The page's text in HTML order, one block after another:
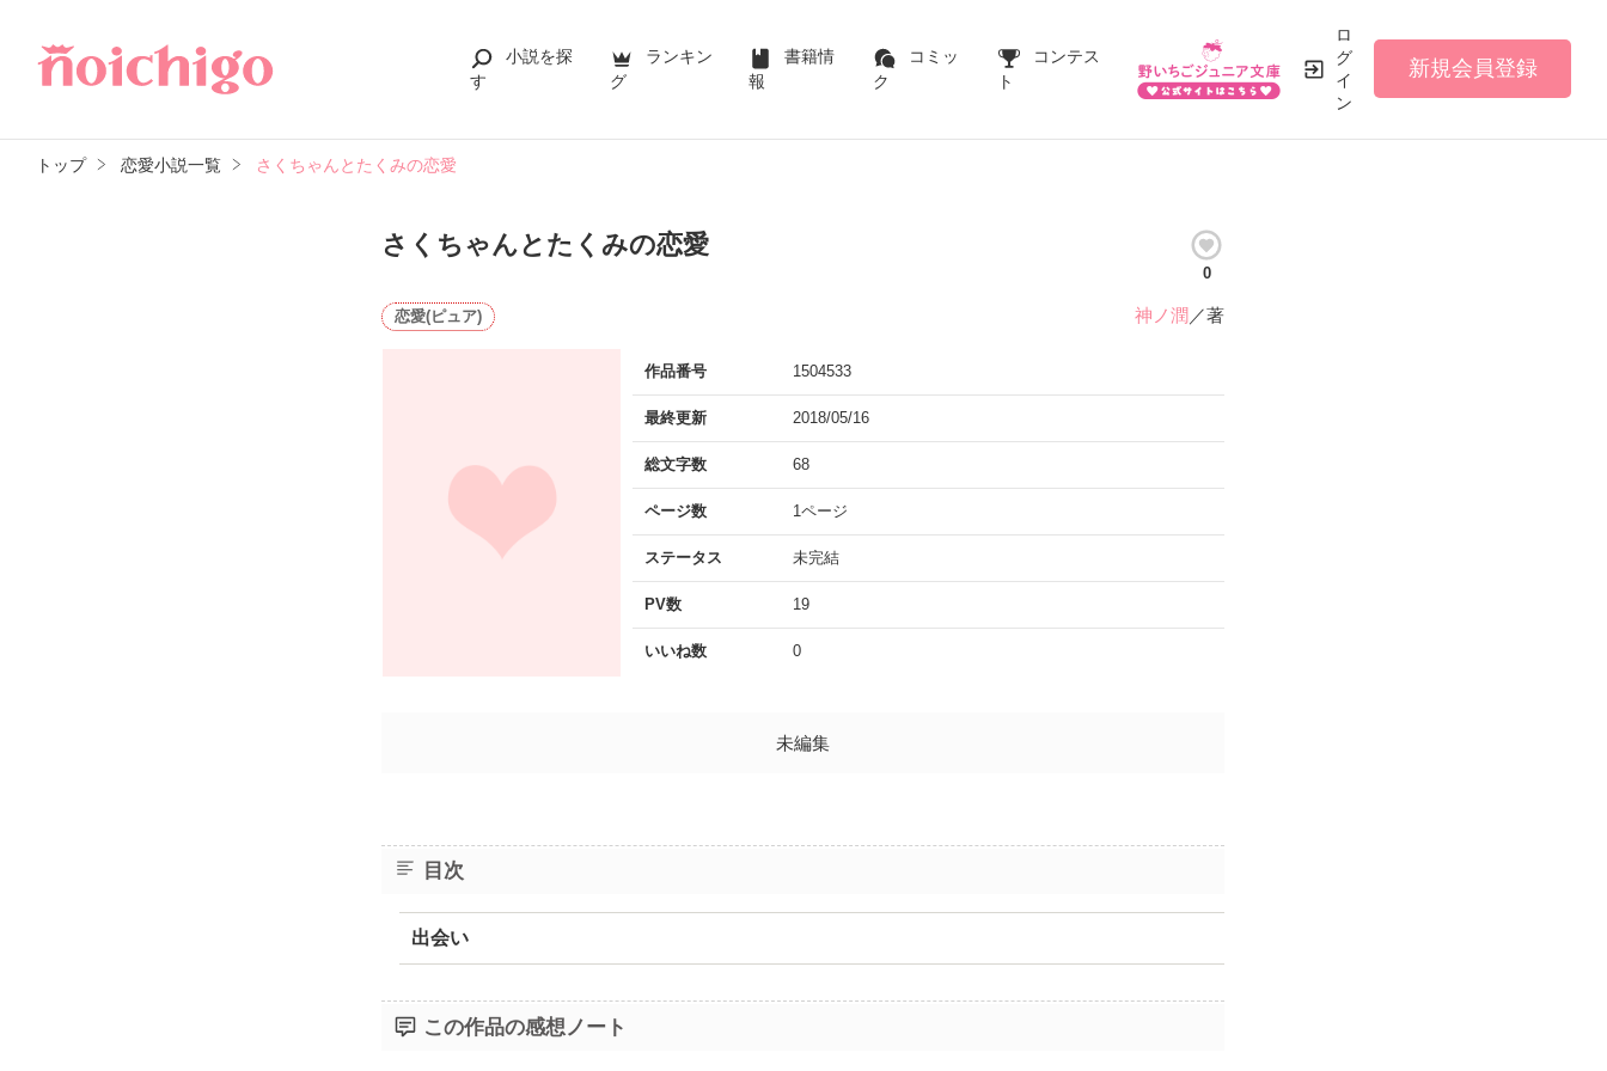
小説を探
す
ランキン
グ
書籍情
報
コミッ
ク
コンテス
ト
ロ
グ
イ
ン
新規会員登録
トップ 恋愛小説一覧 さくちゃんとたくみの恋愛
さくちゃんとたくみの恋愛
0
恋愛(ピュア) 神ノ潤 ／著
作品番号 1504533
最終更新 2018/05/16
総文字数 68
ページ数 1ページ
ステータス 未完結
PV数 19
いいね数 0
未編集
目次
出会い
この作品の感想ノート